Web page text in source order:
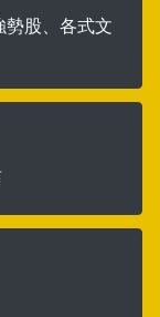
股、各式文